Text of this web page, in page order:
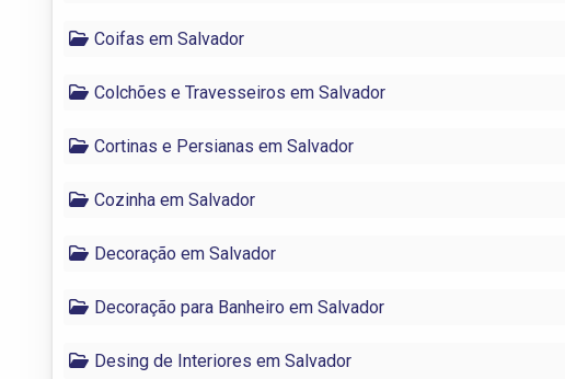
Coifas em Salvador
Colchões e Travesseiros em Salvador
Cortinas e Persianas em Salvador
Cozinha em Salvador
Decoração em Salvador
Decoração para Banheiro em Salvador
Desing de Interiores em Salvador